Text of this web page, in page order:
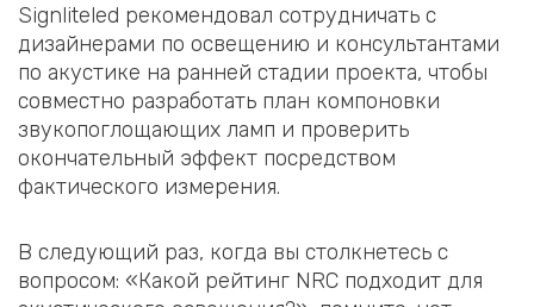
Signliteled рекомендовал сотрудничать с
дизайнерами по освещению и консультантами
по акустике на ранней стадии проекта, чтобы
совместно разработать план компоновки
звукопоглощающих ламп и проверить
окончательный эффект посредством
фактического измерения.
В следующий раз, когда вы столкнетесь с
вопросом: «Какой рейтинг NRC подходит для